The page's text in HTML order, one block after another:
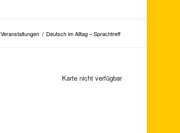
Veranstaltungen / Deutsch im Alltag – Sprachtreff
Karte nicht verfügbar